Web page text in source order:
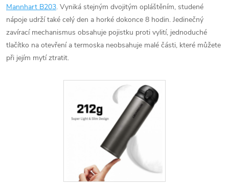
Mannhart B203. Vyniká stejným dvojitým opláštěním, studené
nápoje udrží také celý den a horké dokonce 8 hodin. Jedinečný
zavírací mechanismus obsahuje pojistku proti vylití, jednoduché
tlačítko na otevření a termoska neobsahuje malé části, které můžete
při jejím mytí ztratit.